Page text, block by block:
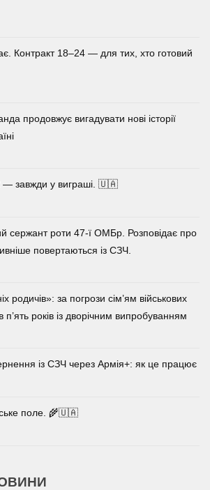
Контракт 18–24 — для тих, хто готовий
продовжує вигадувати нові історії
— завжди у виграші. 🇺🇦
сержант роти 47-ї ОМБр. Розповідає про
повертаються із СЗЧ.
родичів»: за погрози сім’ям військових
років із дворічним випробуванням
із СЗЧ через Армія+: як це працює
поле. 🌾🇺🇦